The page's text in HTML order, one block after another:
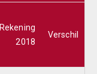
Rekening
2018
Verschil